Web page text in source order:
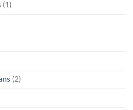
(1)
(2)